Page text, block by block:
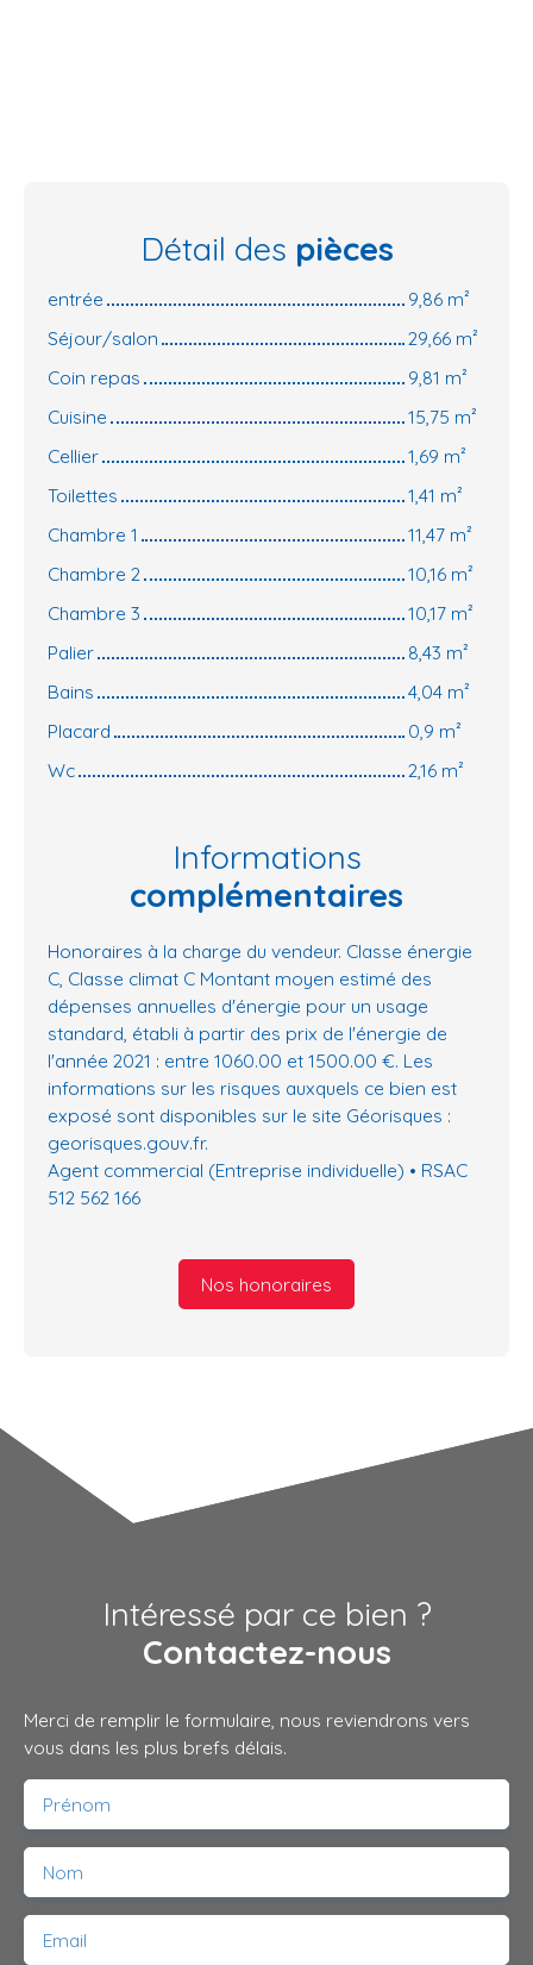
Détail des pièces
entrée
9,86 m²
Séjour/salon
29,66 m²
Coin repas
9,81 m²
Cuisine
15,75 m²
Cellier
1,69 m²
Toilettes
1,41 m²
Chambre 1
11,47 m²
Chambre 2
10,16 m²
Chambre 3
10,17 m²
Palier
8,43 m²
Bains
4,04 m²
Placard
0,9 m²
Wc
2,16 m²
Informations
complémentaires
Honoraires à la charge du vendeur. Classe énergie
C, Classe climat C Montant moyen estimé des
dépenses annuelles d'énergie pour un usage
standard, établi à partir des prix de l'énergie de
l'année 2021 : entre 1060.00 et 1500.00 €. Les
informations sur les risques auxquels ce bien est
exposé sont disponibles sur le site Géorisques :
georisques.gouv.fr.
Agent commercial (Entreprise individuelle) • RSAC
512 562 166
Nos honoraires
Intéressé par ce bien ?
Contactez-nous
Merci de remplir le formulaire, nous reviendrons vers
vous dans les plus brefs délais.
Prénom
Nom
Email